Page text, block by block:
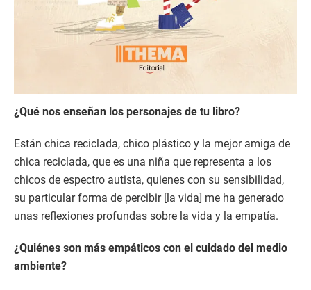
¿Qué nos enseñan los personajes de tu libro?
Están chica reciclada, chico plástico y la mejor amiga de
chica reciclada, que es una niña que representa a los
chicos de espectro autista, quienes con su sensibilidad,
su particular forma de percibir [la vida] me ha generado
unas reflexiones profundas sobre la vida y la empatía.
¿Quiénes son más empáticos con el cuidado del medio
ambiente?